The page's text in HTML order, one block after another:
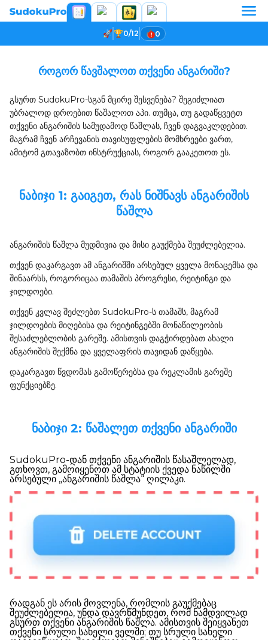
0/12 0
როგორ წავშალოთ თქვენი ანგარიში?
გსურთ SudokuPro-სგან მცირე შესვენება? შეგიძლიათ
უბრალოდ დროებით წაშალოთ აპი. თუმცა, თუ გადაწყვეტთ
თქვენი ანგარიშის სამუდამოდ წაშლას, ჩვენ დაგვაკლდებით.
მაგრამ ჩვენ არჩევანის თავისუფლების მომხრეები ვართ,
ამიტომ გთავაზობთ ინსტრუქციას, როგორ გააკეთოთ ეს.
ნაბიჯი 1: გაიგეთ, რას ნიშნავს ანგარიშის
წაშლა
ანგარიშის წაშლა მუდმივია და მისი გაუქმება შეუძლებელია.
თქვენ დაკარგავთ ამ ანგარიშში არსებულ ყველა მონაცემსა და
შინაარსს, როგორიცაა თამაშის პროგრესი, რეიტინგი და
ჯილდოები.
თქვენ კვლავ შეძლებთ SudokuPro-ს თამაშს, მაგრამ
ჯილდოების მიღებისა და რეიტინგებში მონაწილეობის
შესაძლებლობის გარეშე. ამისთვის დაგჭირდებათ ახალი
ანგარიშის შექმნა და ყველაფრის თავიდან დაწყება.
დაკარგავთ წვდომას გამოწერებსა და რეკლამის გარეშე
ფუნქციებზე.
ნაბიჯი 2: წაშალეთ თქვენი ანგარიში
SudokuPro-დან თქვენი ანგარიშის წასაშლელად,
გთხოვთ, გამოიყენოთ ამ სტატიის ქვედა ნაწილში
არსებული „ანგარიშის წაშლა“ ღილაკი.
რადგან ეს არის მოვლენა, რომლის გაუქმებაც
შეუძლებელია, უნდა დავრწმუნდეთ, რომ ნამდვილად
გსურთ თქვენი ანგარიშის წაშლა. ამისთვის შეიყვანეთ
თქვენი სრული სახელი ველში; თუ სრული სახელი